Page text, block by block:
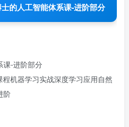
的人工智能体系课-进阶部分
课-进阶部分
程机器学习实战深度学习应用自然
阶